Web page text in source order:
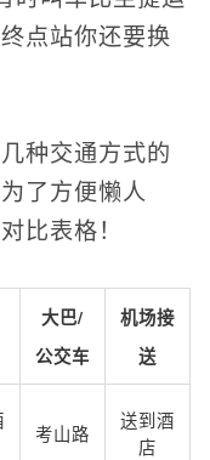
点站你还要换
种交通方式的
了方便懒人
比表格！
大巴/
公交车
机场接
送
考山路
送到酒
店